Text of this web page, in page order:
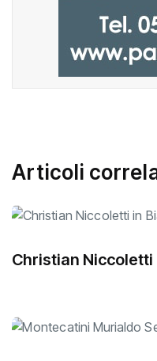
Articoli
Christian Niccoletti